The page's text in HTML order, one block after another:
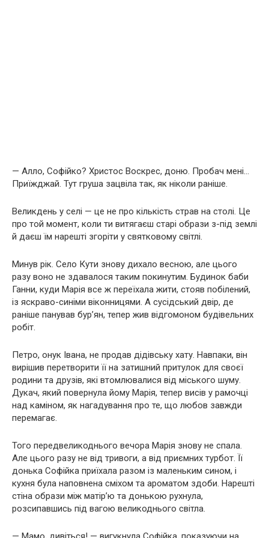
— Алло, Софійко? Христос Воскрес, доню. Пробач мені…
Приїжджай. Тут груша зацвіла так, як ніколи раніше.
Великдень у селі — це не про кількість страв на столі. Це
про той момент, коли ти витягаєш старі образи з-під землі
й даєш їм нарешті згоріти у святковому світлі.
Минув рік. Село Кути знову дихало весною, але цього
разу воно не здавалося таким покинутим. Будинок баби
Ганни, куди Марія все ж переїхала жити, стояв побілений,
із яскраво-синіми віконницями. А сусідський двір, де
раніше панував бур’ян, тепер жив відгомоном будівельних
робіт.
Петро, онук Івана, не продав дідівську хату. Навпаки, він
вирішив перетворити її на затишний притулок для своєї
родини та друзів, які втомлювалися від міського шуму.
Дукач, який повернула йому Марія, тепер висів у рамочці
над каміном, як нагадування про те, що любов завжди
перемагає.
Того передвеликоднього вечора Марія знову не спала.
Але цього разу не від тривоги, а від приємних турбот. Її
донька Софійка приїхала разом із маленьким сином, і
кухня була наповнена сміхом та ароматом здоби. Нарешті
стіна образи між матір’ю та донькою рухнула,
розсипавшись під вагою великоднього світла.